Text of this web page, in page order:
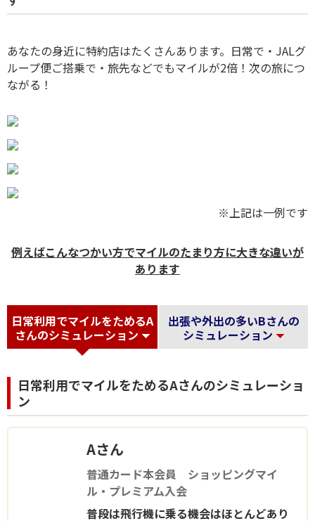
あなたの身近に特約店はたくさんあります。日常で・JALグ
ループ便ご搭乗で・旅先などでもマイルが2倍！次の旅につ
ながる！
※上記は一例です
例えばこんなつかい方でマイルのたまり方に大きな違いが
あります
日常利用でマイルをためるA
さんのシミュレーション
出張や外出の多いBさんの
シミュレーション
日常利用でマイルをためるAさんのシミュレーショ
ン
Aさん
普通カード本会員 ショッピングマイ
ル・プレミアム入会
普段は飛行機に乗る機会はほとんどあり